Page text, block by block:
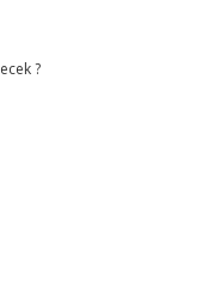
?